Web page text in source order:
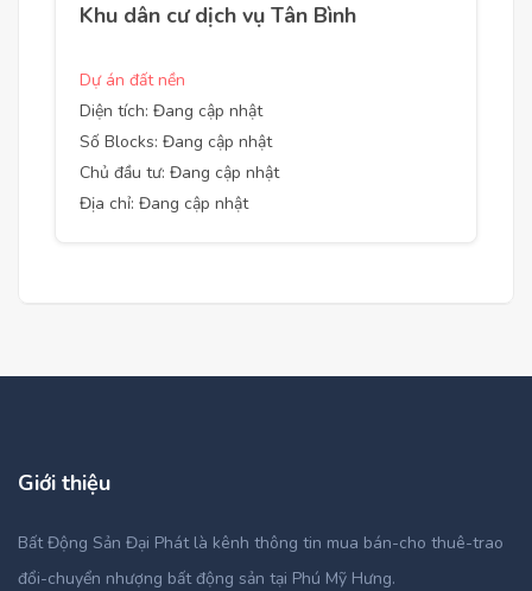
Khu dân cư dịch vụ Tân Bình
Dự án đất nền
Diện tích: Đang cập nhật
Số Blocks: Đang cập nhật
Chủ đầu tư: Đang cập nhật
Địa chỉ: Đang cập nhật
Giới thiệu
Bất Động Sản Đại Phát là kênh thông tin mua bán-cho thuê-trao
đổi-chuyển nhượng bất động sản tại Phú Mỹ Hưng.